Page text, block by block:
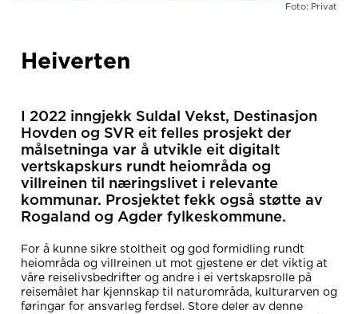
Foto: Privat
Heiverten
I 2022 inngjekk Suldal Vekst, Destinasjon
Hovden og SVR eit felles prosjekt der
målsetninga var å utvikle eit digitalt
vertskapskurs rundt heiområda og
villreinen til næringslivet i relevante
kommunar. Prosjektet fekk også støtte av
Rogaland og Agder fylkeskommune.
For å kunne sikre stoltheit og god formidling rundt
heiområda og villreinen ut mot gjestene er det viktig at
våre reiselivsbedrifter og andre i ei vertskapsrolle på
reisemålet har kjennskap til naturområda, kulturarven og
føringar for ansvarleg ferdsel. Store deler av denne